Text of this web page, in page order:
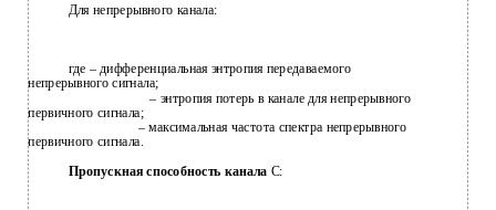
Для непрерывного канала:
где – дифференциальная энтропия передаваемого
непрерывного сигнала;
– энтропия потерь в канале для непрерывного
первичного сигнала;
– максимальная частота спектра непрерывного
первичного сигнала.
Пропускная способность канала C: